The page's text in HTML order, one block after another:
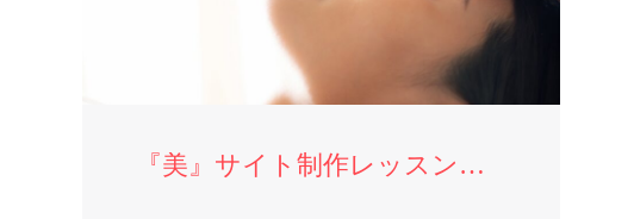
『美』サイト制作レッスンについて